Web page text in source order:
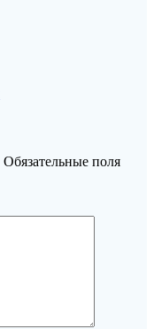
Обязательные поля